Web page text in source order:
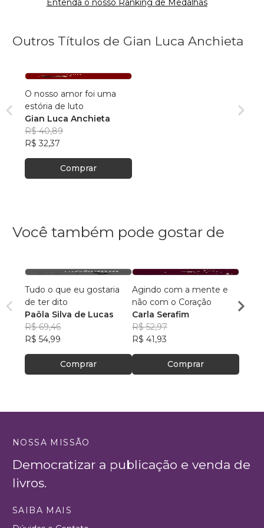
Outros Títulos de Gian Luca Anchieta
O nosso amor foi uma
estória de luto
Gian Luca Anchieta
R$ 40,89
R$ 32,37
Comprar
Você também pode gostar de
Tudo o que eu gostaria
de ter dito
Paôla Silva de Lucas
R$ 69,46
R$ 54,99
Comprar
Agindo com a mente e
não com o Coração
Carla Serafim
R$ 52,97
R$ 41,93
Comprar
habita
NOSSA MISSÃO
Democratizar a publicação e venda de
livros.
SAIBA MAIS